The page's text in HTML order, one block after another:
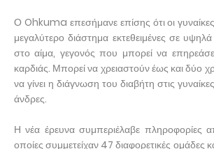
Ο Ohkuma επεσήμανε επίσης ότι οι
μεγαλύτερο διάστημα εκτεθειμένες σε
στο αίμα, γεγονός που μπορεί να
καρδιάς. Μπορεί να χρειαστούν έως και δύο
να γίνει η διάγνωση του διαβήτη στις
άνδρες.
Η νέα έρευνα συμπεριέλαβε πληροφορίες
οποίες συμμετείχαν 47 διαφορετικές ομάδες